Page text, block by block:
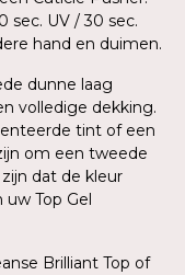
sec. UV / 30 sec.
hand en duimen.
dunne laag
volledige dekking.
tint of een
om een tweede
dat de kleur
Top Gel
Brilliant Top of